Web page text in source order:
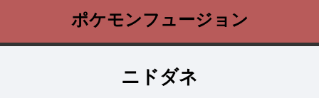
ポケモンフュージョン
ニドダネ